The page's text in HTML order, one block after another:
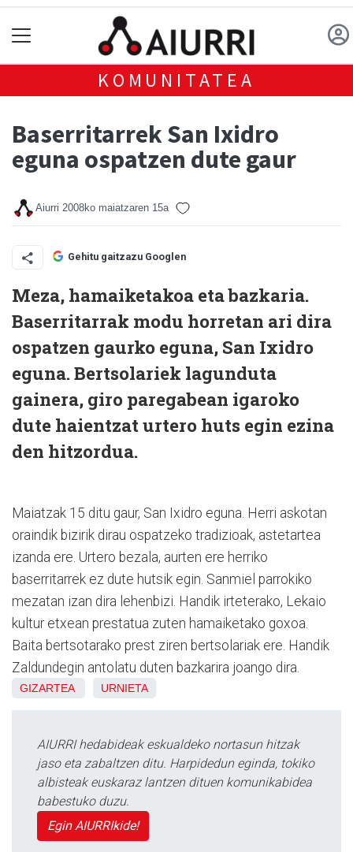
KOMUNITATEA
Baserritarrek San Ixidro
eguna ospatzen dute gaur
Aiurri 2008ko maiatzaren 15a
Gehitu gaitzazu Googlen
Meza, hamaiketakoa eta bazkaria.
Baserritarrak modu horretan ari dira
ospatzen gaurko eguna, San Ixidro
eguna. Bertsolariek lagunduta
gainera, giro paregabean igaroko
dute haientzat urtero huts egin ezina
den hitzordua.
Maiatzak 15 ditu gaur, San Ixidro eguna. Herri askotan
oraindik bizirik dirau ospatzeko tradizioak, astetartea
izanda ere. Urtero bezala, aurten ere herriko
baserritarrek ez dute hutsik egin. Sanmiel parrokiko
mezatan izan dira lehenbizi. Handik irteterako, Lekaio
kultur etxean prestatua zuten hamaiketako goxoa.
Baita bertsotarako prest ziren bertsolariak ere. Handik
Zaldundegin antolatu duten bazkarira joango dira.
GIZARTEA URNIETA
AIURRI hedabideak eskualdeko nortasun hitzak
jaso eta zabaltzen ditu. Harpidedun eginda, tokiko
albisteak euskaraz lantzen dituen komunikabidea
babestuko duzu.
Egin AIURRIkide!